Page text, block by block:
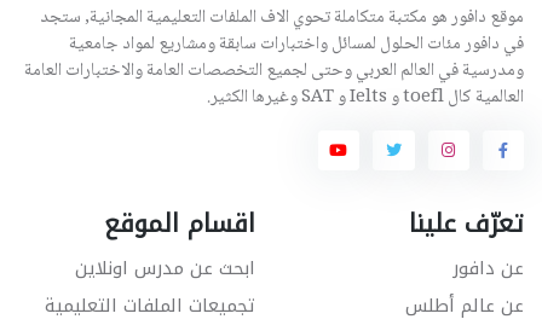
موقع دافور هو مكتبة متكاملة تحوي الاف الملفات التعليمية المجانية, ستجد
في دافور مئات الحلول لمسائل واختبارات سابقة ومشاريع لمواد جامعية
ومدرسية في العالم العربي وحتى لجميع التخصصات العامة والاختبارات العامة
العالمية كال toefl و Ielts و SAT وغيرها الكثير.
تعرّف علينا
عن دافور
عن عالم أطلس
اقسام الموقع
ابحث عن مدرس اونلاين
تجميعات الملفات التعليمية